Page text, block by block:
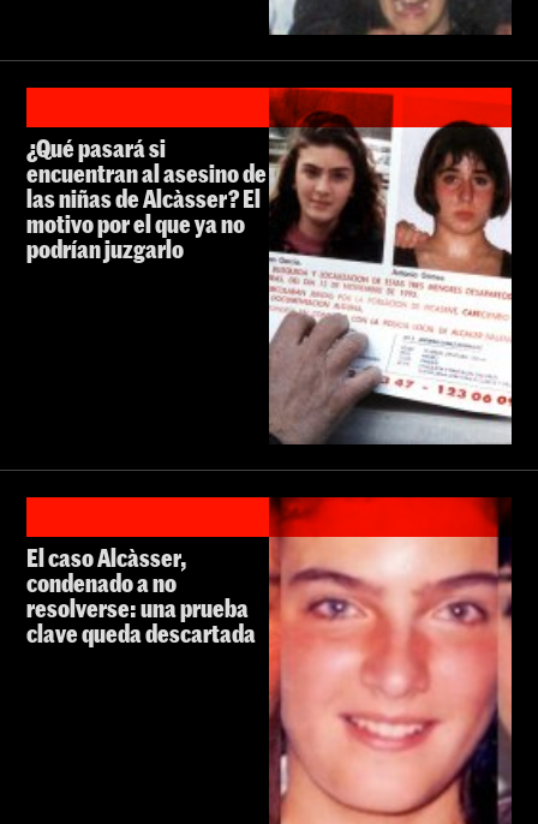
¿Qué pasará si
encuentran al asesino de
las niñas de Alcàsser? El
motivo por el que ya no
podrían juzgarlo
El caso Alcàsser,
condenado a no
resolverse: una prueba
clave queda descartada